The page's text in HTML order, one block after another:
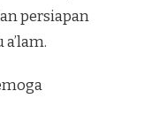
persiapan